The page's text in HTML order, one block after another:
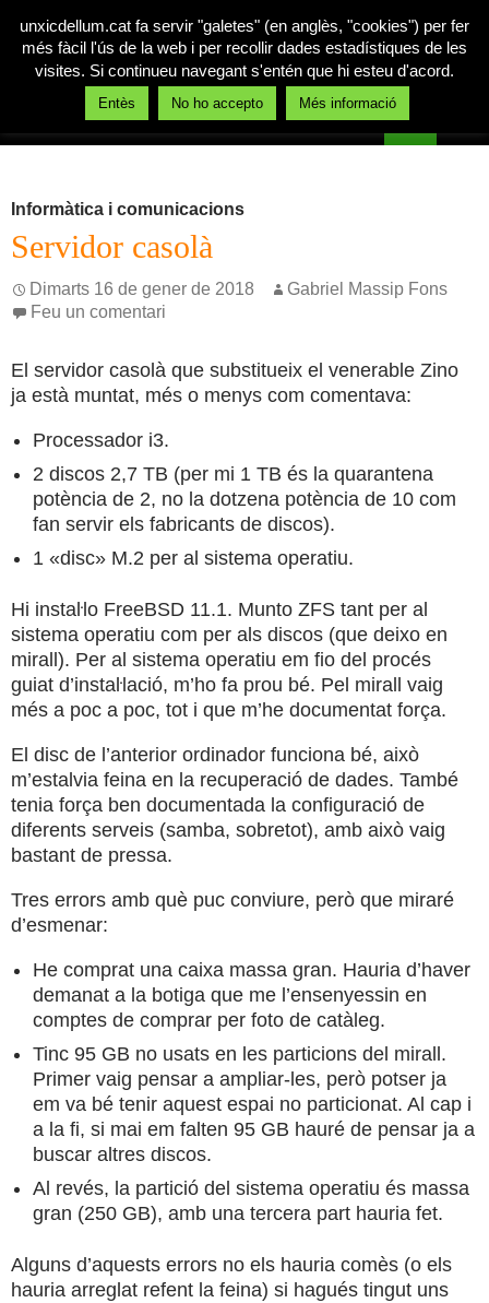
Un xic de llum
Informàtica i comunicacions
Servidor casolà
Dimarts 16 de gener de 2018
Gabriel Massip Fons
Feu un comentari
El servidor casolà que substitueix el venerable Zino
ja està muntat, més o menys com comentava:
Processador i3.
2 discos 2,7 TB (per mi 1 TB és la quarantena
potència de 2, no la dotzena potència de 10 com
fan servir els fabricants de discos).
1 «disc» M.2 per al sistema operatiu.
Hi instaŀlo FreeBSD 11.1. Munto ZFS tant per al
sistema operatiu com per als discos (que deixo en
mirall). Per al sistema operatiu em fio del procés
guiat d’instaŀlació, m’ho fa prou bé. Pel mirall vaig
més a poc a poc, tot i que m’he documentat força.
El disc de l’anterior ordinador funciona bé, això
m’estalvia feina en la recuperació de dades. També
tenia força ben documentada la configuració de
diferents serveis (samba, sobretot), amb això vaig
bastant de pressa.
Tres errors amb què puc conviure, però que miraré
d’esmenar:
He comprat una caixa massa gran. Hauria d’haver
demanat a la botiga que me l’ensenyessin en
comptes de comprar per foto de catàleg.
Tinc 95 GB no usats en les particions del mirall.
Primer vaig pensar a ampliar-les, però potser ja
em va bé tenir aquest espai no particionat. Al cap i
a la fi, si mai em falten 95 GB hauré de pensar ja a
buscar altres discos.
Al revés, la partició del sistema operatiu és massa
gran (250 GB), amb una tercera part hauria fet.
Alguns d’aquests errors no els hauria comès (o els
hauria arreglat refent la feina) si hagués tingut uns
unxicdellum.cat fa servir "galetes" (en anglès, "cookies") per fer
més fàcil l'ús de la web i per recollir dades estadístiques de les
visites. Si continueu navegant s'entén que hi esteu d'acord.
Entès No ho accepto Més informació